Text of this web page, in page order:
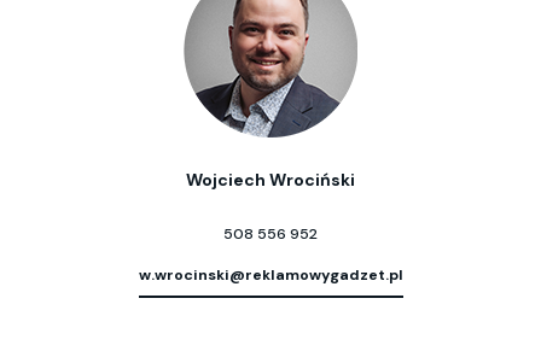
Wojciech Wrociński
508 556 952
w.wrocinski@reklamowygadzet.pl